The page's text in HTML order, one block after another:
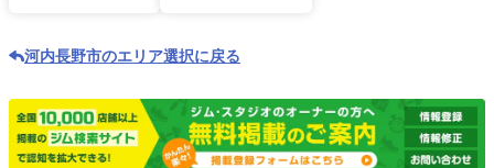
河内長野市のエリア選択に戻る